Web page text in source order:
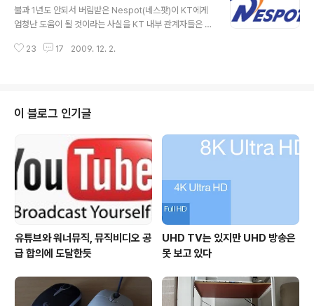
타운 중심으로 서비스가 제공되고 있다. 거리사진 서비스
는 Google의 Street View가 먼저 선보였고, 거리사진
년부터 거리사진 서비스를 준비해왔다. Google에 비해
불과 1년도 안되서 버림받은 Nespot(네스팟)이 KT에게
엄청난 도움이 될 것이라는 사실을 KT 내부 관계자들은 잘
넷 서비스인 Nespot은 KT내부적으로 홀대받는 존재였
관공서, 대학 같은 사람들이 밀집하는 지역에는 Nespot
신호를 발견하기란 아주 쉽다. 그러나 설치된 AP 숫자와
구축 유지 비용에 비하면 Nespot의 성적은 별로 좋지 못
했다. 2005년 40만 가입자가 최고점이었다. 한때 50만
가까이 는 적도 있었다. 그러나 그 수준에서 더이상 늘..
23 17 2009. 12. 2.
이 블로그 인기글
유튜브와 워너뮤직, 뮤직비디오 공
급 합의에 도달한듯
UHD TV는 있지만 UHD 방송은
못 보고 있다